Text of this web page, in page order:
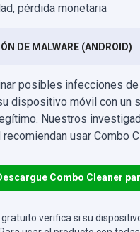
pérdida monetaria
DE MALWARE (ANDROID)
posibles infecciones de
dispositivo móvil con un
Nuestros
usar Combo
Combo Cleaner
gratuito verifica si su